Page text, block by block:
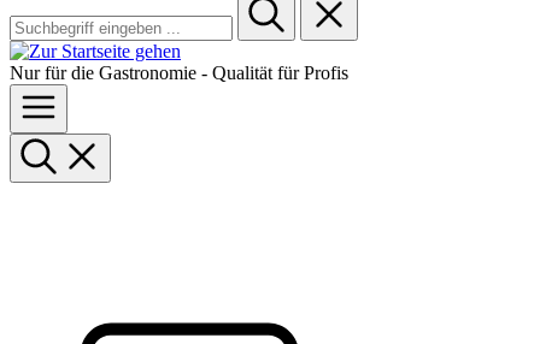
Nur für die Gastronomie - Qualität für Profis